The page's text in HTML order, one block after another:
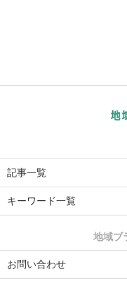
記事一覧
キーワード一覧
地域ブ
お問い合わせ